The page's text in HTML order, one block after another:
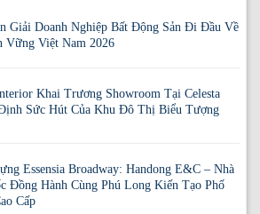
Giải Doanh Nghiệp Bất Động Sản Đi Đầu Về
Vững Việt Nam 2026
Khai Trương Showroom Tại Celesta
Sức Hút Của Khu Đô Thị Biểu Tượng
Essensia Broadway: Handong E&C – Nhà
Đồng Hành Cùng Phú Long Kiến Tạo Phố
Cấp